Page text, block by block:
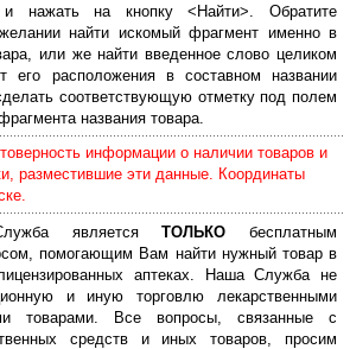
и нажать на кнопку <Найти>. Обратите
найти искомый фрагмент именно в
или же найти введенное слово целиком
его расположения в составном названии
соответствующую отметку под полем
названия товара.
информации о наличии товаров и
разместившие эти данные. Координаты
являетсяТОЛЬКО бесплатным
помогающим Вам найти нужный товар в
аптеках. Наша Служба не
и иную торговлю лекарственными
товарами. Все вопросы, связанные с
средств и иных товаров, просим